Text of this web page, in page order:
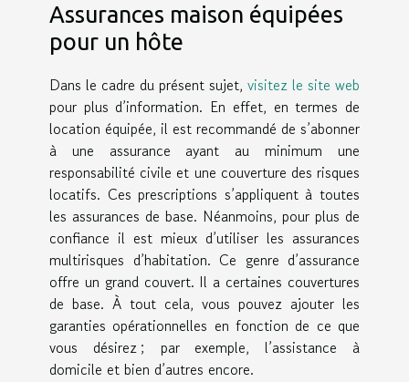
Assurances maison équipées
pour un hôte
Dans le cadre du présent sujet, visitez le site web
pour plus d’information. En effet, en termes de
location équipée, il est recommandé de s’abonner
à une assurance ayant au minimum une
responsabilité civile et une couverture des risques
locatifs. Ces prescriptions s’appliquent à toutes
les assurances de base. Néanmoins, pour plus de
confiance il est mieux d’utiliser les assurances
multirisques d’habitation. Ce genre d’assurance
offre un grand couvert. Il a certaines couvertures
de base. À tout cela, vous pouvez ajouter les
garanties opérationnelles en fonction de ce que
vous désirez ; par exemple, l’assistance à
domicile et bien d’autres encore.